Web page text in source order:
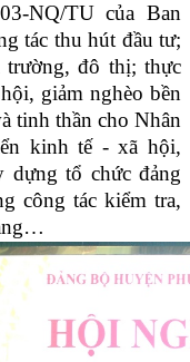
NQ/TU của Ban
tác thu hút đầu tư;
trường, đô thị; thực
giảm nghèo bền
tinh thần cho Nhân
kinh tế - xã hội,
dựng tổ chức đảng
công tác kiểm tra,